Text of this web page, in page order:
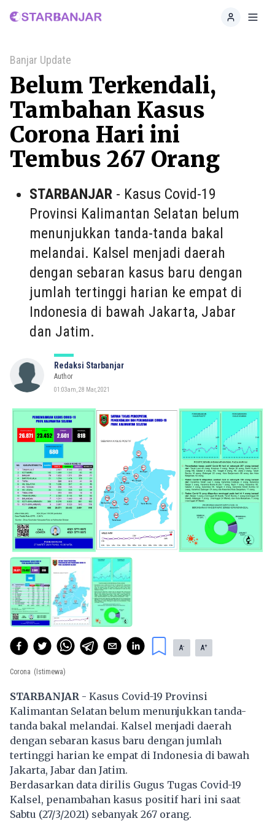
Home
Banjar Update
Belum Terkendali,
Tambahan Kasus
Corona Hari ini
Tembus 267 Orang
STARBANJAR - Kasus Covid-19
Provinsi Kalimantan Selatan belum
menunjukkan tanda-tanda bakal
melandai. Kalsel menjadi daerah
dengan sebaran kasus baru dengan
jumlah tertinggi harian ke empat di
Indonesia di bawah Jakarta, Jabar
dan Jatim.
Redaksi Starbanjar
Author
01:03am, 28 Mar, 2021
A- A+
Corona (Istimewa)
STARBANJAR - Kasus Covid-19 Provinsi
Kalimantan Selatan belum menunjukkan tanda-
tanda bakal melandai. Kalsel menjadi daerah
dengan sebaran kasus baru dengan jumlah
tertinggi harian ke empat di Indonesia di bawah
Jakarta, Jabar dan Jatim.
Berdasarkan data dirilis Gugus Tugas Covid-19
Kalsel, penambahan kasus positif hari ini saat
Sabtu (27/3/2021) sebanyak 267 orang.